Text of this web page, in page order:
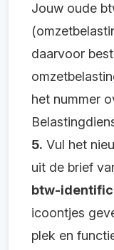
Jouw oude
daarvoor
het nummer
5. Vul het
uit de brief
btw-
icoontjes
plek en